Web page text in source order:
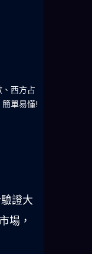
獎率
證大
場，